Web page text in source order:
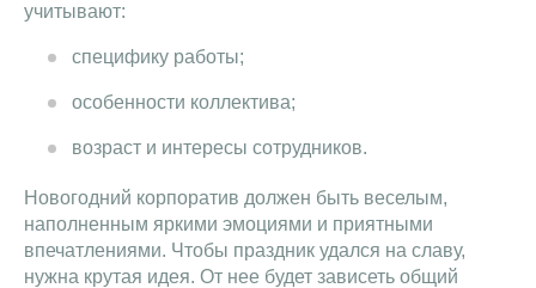
учитывают:
специфику работы;
особенности коллектива;
возраст и интересы сотрудников.
Новогодний корпоратив должен быть веселым,
наполненным яркими эмоциями и приятными
впечатлениями. Чтобы праздник удался на славу,
нужна крутая идея. От нее будет зависеть общий